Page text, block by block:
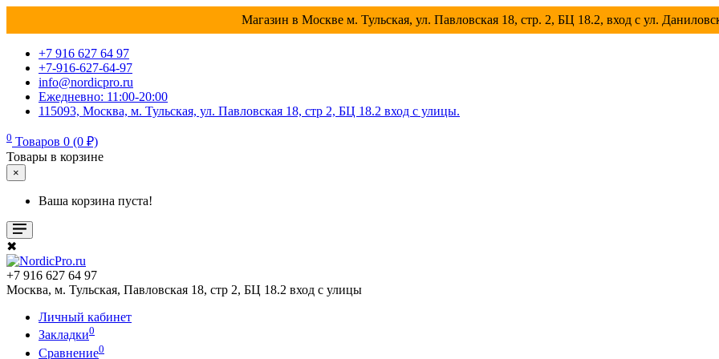
Магазин в Москве м. Тульская, ул. Павловская 18, стр. 2, БЦ 18.2, вход с ул.
+7 916 627 64 97
+7-916-627-64-97
info@nordicpro.ru
Ежедневно: 11:00-20:00
115093, Москва, м. Тульская, ул. Павловская 18, стр 2, БЦ 18.2 вход с улицы.
0 Товаров 0 (0 ₽)
Товары в корзине
×
Ваша корзина пуста!
✖
+7 916 627 64 97
Москва, м. Тульская, Павловская 18, стр 2, БЦ 18.2 вход с улицы
Личный кабинет
Закладки0
Сравнение0